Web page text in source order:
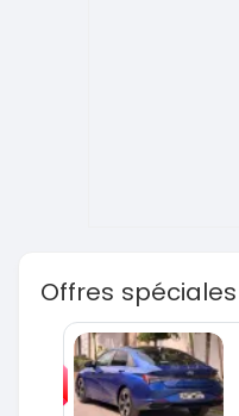
Offres spéciales